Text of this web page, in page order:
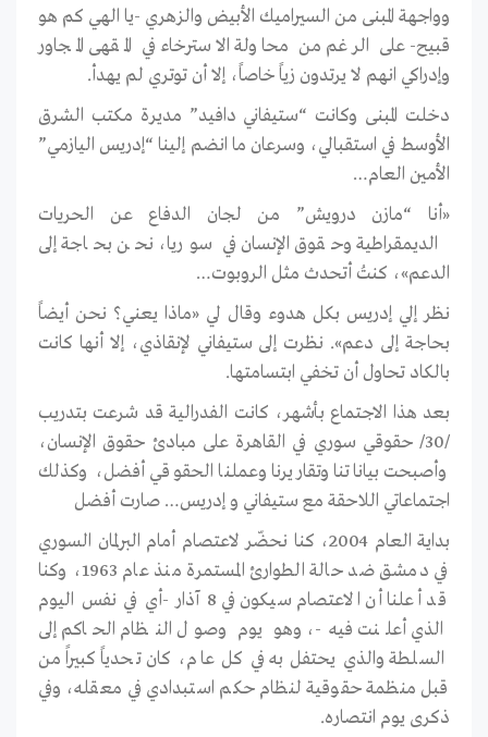
وواجهة المبنى من السيراميك الأبيض والزهري -يا الهي كم هو
قبيح- على الرغم من محاولة الاسترخاء في المقهى المجاور
وإدراكي انهم لا يرتدون زياً خاصاً، إلا أن توتري لم يهدأ.
دخلت المبنى وكانت “ستيفاني دافيد” مديرة مكتب الشرق
الأوسط في استقبالي، وسرعان ما انضم إلينا “إدريس اليازمي”
الأمين العام…
«أنا “مازن درويش” من لجان الدفاع عن الحريات
الديمقراطية وحقوق الإنسان في سوريا، نحن بحاجة إلى
الدعم»، كنتُ أتحدث مثل الروبوت…
نظر إلي إدريس بكل هدوء وقال لي «ماذا يعني؟ نحن أيضاً
بحاجة إلى دعم». نظرت إلى ستيفاني لإنقاذي، إلا أنها كانت
بالكاد تحاول أن تخفي ابتسامتها.
بعد هذا الاجتماع بأشهر، كانت الفدرالية قد شرعت بتدريب
/30/ حقوقي سوري في القاهرة على مبادئ حقوق الإنسان،
وأصبحت بياناتنا وتقاريرنا وعملنا الحقوقي أفضل، وكذلك
اجتماعاتي اللاحقة مع ستيفاني و إدريس… صارت أفضل
بداية العام 2004، كنا نحضّر لاعتصام أمام البرلمان السوري
في دمشق ضد حالة الطوارئ المستمرة منذ عام 1963، وكنا
قد أعلنا أن الاعتصام سيكون في 8 آذار -أي في نفس اليوم
الذي أعلنت فيه-، وهو يوم وصول النظام الحاكم إلى
السلطة والذي يحتفل به في كل عام، كان تحدياً كبيراً من
قبل منظمة حقوقية لنظام حكم استبدادي في معقله، وفي
ذكرى يوم انتصاره.